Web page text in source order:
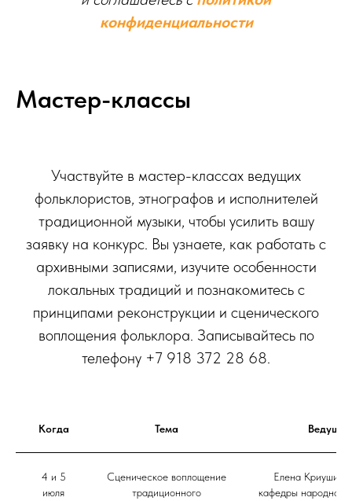
конфиденциальности
Мастер-классы
Участвуйте в мастер-классах ведущих
фольклористов, этнографов и исполнителей
традиционной музыки, чтобы усилить вашу
заявку на конкурс. Вы узнаете, как работать с
архивными записями, изучите особенности
локальных традиций и познакомитесь с
принципами реконструкции и сценического
воплощения фольклора. Записывайтесь по
телефону +7 918 372 28 68.
Когда Тема Ведущие
4 и 5
июля
Сценическое воплощение
традиционного
Елена
кафедры народного